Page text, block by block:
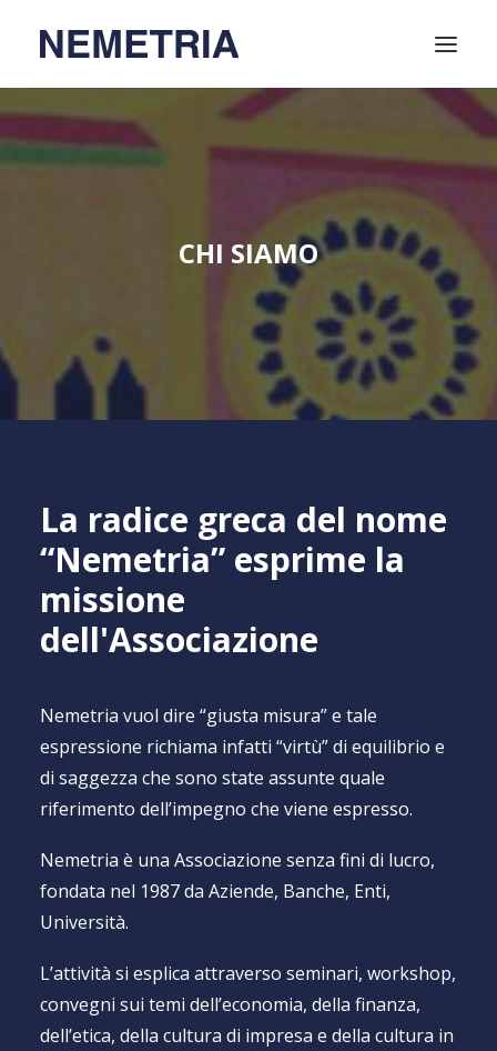
Home
Contatti
CHI SIAMO
La radice greca del nome
“Nemetria” esprime la
missione
dell'Associazione
Nemetria vuol dire “giusta misura” e tale
espressione richiama infatti “virtù” di equilibrio e
di saggezza che sono state assunte quale
riferimento dell’impegno che viene espresso.
Nemetria è una Associazione senza fini di lucro,
fondata nel 1987 da Aziende, Banche, Enti,
Università.
L’attività si esplica attraverso seminari, workshop,
convegni sui temi dell’economia, della finanza,
dell’etica, della cultura di impresa e della cultura in